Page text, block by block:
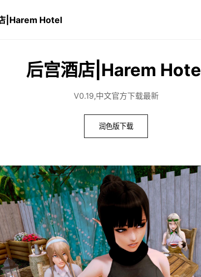
|Harem Hotel
后宫酒店|Harem
V0.19,中文官方下载最新
润色版下载